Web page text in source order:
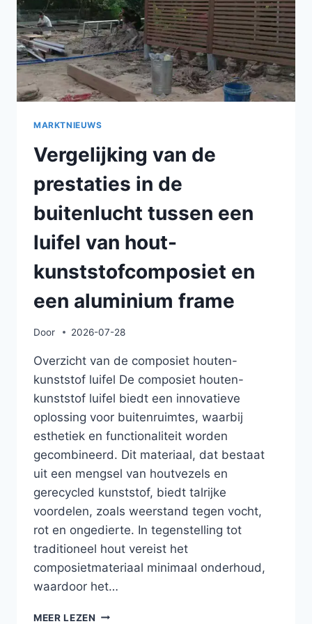
MARKTNIEUWS
Vergelijking van de
prestaties in de
buitenlucht tussen een
luifel van hout-
kunststofcomposiet en
een aluminium frame
Door 2026-07-28
Overzicht van de composiet houten-
kunststof luifel De composiet houten-
kunststof luifel biedt een innovatieve
oplossing voor buitenruimtes, waarbij
esthetiek en functionaliteit worden
gecombineerd. Dit materiaal, dat bestaat
uit een mengsel van houtvezels en
gerecycled kunststof, biedt talrijke
voordelen, zoals weerstand tegen vocht,
rot en ongedierte. In tegenstelling tot
traditioneel hout vereist het
composietmateriaal minimaal onderhoud,
waardoor het…
MEER LEZEN VERGELIJKING